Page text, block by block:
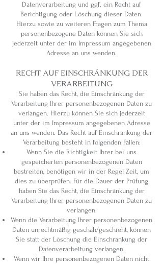
Datenverarbeitung und ggf. ein Recht auf
Berichtigung oder Löschung dieser Daten.
Hierzu sowie zu weiteren Fragen zum Thema
personenbezogene Daten können Sie sich
jederzeit unter der im Impressum angegebenen
Adresse an uns wenden.
RECHT AUF EINSCHRÄNKUNG DER
VERARBEITUNG
Sie haben das Recht, die Einschränkung der
Verarbeitung Ihrer personenbezogenen Daten zu
verlangen. Hierzu können Sie sich jederzeit
unter der im Impressum angegebenen Adresse
an uns wenden. Das Recht auf Einschränkung der
Verarbeitung besteht in folgenden Fällen:
Wenn Sie die Richtigkeit Ihrer bei uns
gespeicherten personenbezogenen Daten
bestreiten, benötigen wir in der Regel Zeit, um
dies zu überprüfen. Für die Dauer der Prüfung
haben Sie das Recht, die Einschränkung der
Verarbeitung Ihrer personenbezogenen Daten zu
verlangen.
Wenn die Verarbeitung Ihrer personenbezogenen
Daten unrechtmäßig geschah/geschieht, können
Sie statt der Löschung die Einschränkung der
Datenverarbeitung verlangen.
Wenn wir Ihre personenbezogenen Daten nicht